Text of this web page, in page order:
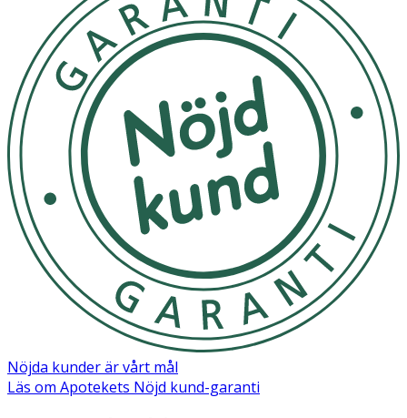
PENTYLENE GLYCOL, BETAINE, AVENA SATIVA (OAT)
KERNEL EXTRACT, INULIN, AVENA SATIVA (OAT) KERNEL
OIL, VACCINIUM MYRTILLUS (BILBERRY) SEED OIL,
CERAMIDE NP, CERAMIDE AP, PHYTOSPHINGOSINE,
CHOLESTEROL, CERAMIDE EOP, CETEARYL GLUCOSIDE,
TOCOPHEROL, SACCHARIDE ISOMERATE, BRASSICA
CAMPESTRIS (RAPESEED) STEROLS,
ETHYLHEXYLGLYCERIN, HYDROXYACETOPHENONE,
HELIANTHUS ANNUUS (SUNFLOWER) SEED OIL, SODIUM
GLUCONATE, SCLEROTIUM GUM, PHENOXYETHANOL,
POLYGLYCERYL-10 STEARATE, BIOSACCHARIDE GUM-1,
SODIUM HYALURONATE, TRIETHYL CITRATE,
POLYGLYCERYL-6 BEHENATE, CITRIC ACID, SODIUM
CITRATE, SODIUM CARRAGEENAN, BEHENIC ACID,
GLYCERYL STEARATE, SODIUM LEVULINATE,
POTASSIUM SORBATE, MARIS SAL (SEA SALT), SODIUM
CETEARYL SULFATE, ROSMARINUS OFFICINALIS
(ROSEMARY) LEAF EXTRACT.
Nöjda kunder är vårt mål
Läs om Apotekets Nöjd kund-garanti